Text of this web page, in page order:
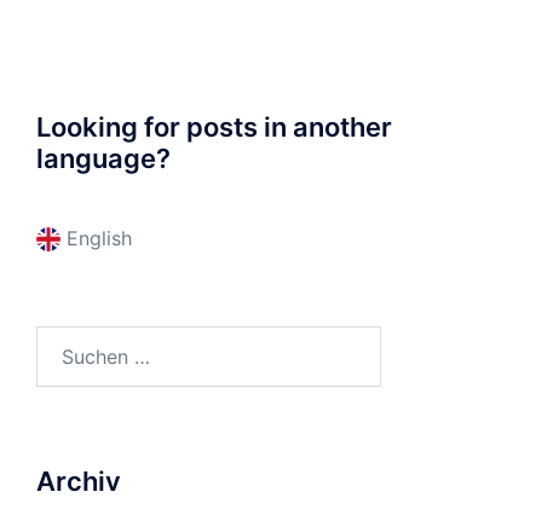
Looking for posts in another
language?
English
nach:
Archiv